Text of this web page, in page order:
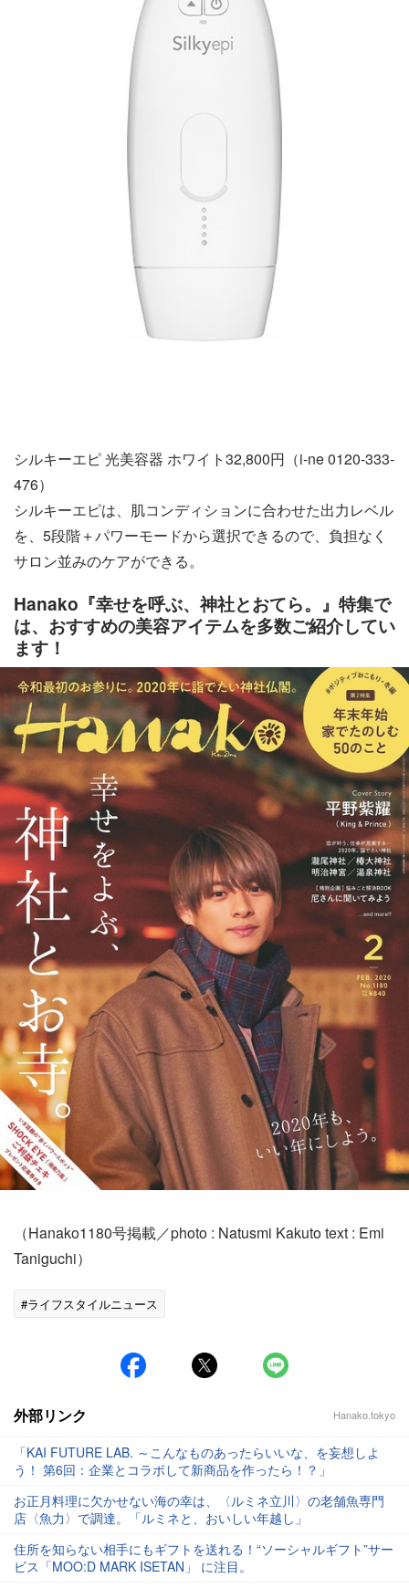
シルキーエピ 光美容器 ホワイト32,800円（i-ne 0120-333-
476）
シルキーエピは、肌コンディションに合わせた出力レベル
を、5段階＋パワーモードから選択できるので、負担なく
サロン並みのケアができる。
Hanako『幸せを呼ぶ、神社とおてら。』特集で
は、おすすめの美容アイテムを多数ご紹介してい
ます！
（Hanako1180号掲載／photo : Natusmi Kakuto text : Emi
Taniguchi）
#ライフスタイルニュース
外部リンク Hanako.tokyo
「KAI FUTURE LAB. ～こんなものあったらいいな、を妄想しよ
う！ 第6回：企業とコラボして新商品を作ったら！？」
お正月料理に欠かせない海の幸は、〈ルミネ立川〉の老舗魚専門
店〈魚力〉で調達。「ルミネと、おいしい年越し」
住所を知らない相手にもギフトを送れる！“ソーシャルギフト”サー
ビス「MOO:D MARK ISETAN」 に注目。